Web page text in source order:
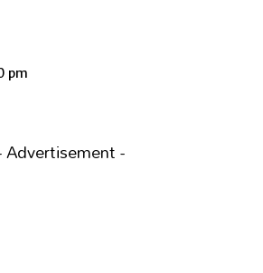
pm
Advertisement -